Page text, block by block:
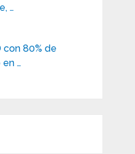
…
con 80% de
…